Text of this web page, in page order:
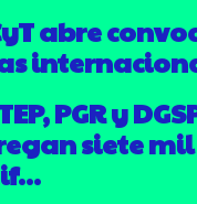
abre
PGR y
siete mil